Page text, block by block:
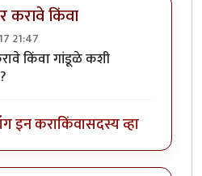
किंवा
21:47
किंवा गांडूळे कशी
इन कराकिंवासदस्य व्हा